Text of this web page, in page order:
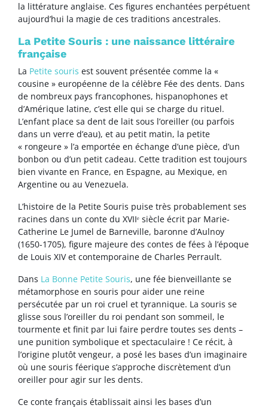
la littérature anglaise. Ces figures enchantées perpétuent
aujourd’hui la magie de ces traditions ancestrales.
La Petite Souris : une naissance littéraire
française
La Petite souris est souvent présentée comme la «
cousine » européenne de la célèbre Fée des dents. Dans
de nombreux pays francophones, hispanophones et
d’Amérique latine, c’est elle qui se charge du rituel.
L’enfant place sa dent de lait sous l’oreiller (ou parfois
dans un verre d’eau), et au petit matin, la petite
« rongeure » l’a emportée en échange d’une pièce, d’un
bonbon ou d’un petit cadeau. Cette tradition est toujours
bien vivante en France, en Espagne, au Mexique, en
Argentine ou au Venezuela.
L’histoire de la Petite Souris puise très probablement ses
racines dans un conte du XVIIᵉ siècle écrit par Marie-
Catherine Le Jumel de Barneville, baronne d’Aulnoy
(1650-1705), figure majeure des contes de fées à l’époque
de Louis XIV et contemporaine de Charles Perrault.
Dans La Bonne Petite Souris, une fée bienveillante se
métamorphose en souris pour aider une reine
persécutée par un roi cruel et tyrannique. La souris se
glisse sous l’oreiller du roi pendant son sommeil, le
tourmente et finit par lui faire perdre toutes ses dents –
une punition symbolique et spectaculaire ! Ce récit, à
l’origine plutôt vengeur, a posé les bases d’un imaginaire
où une souris féerique s’approche discrètement d’un
oreiller pour agir sur les dents.
Ce conte français établissait ainsi les bases d’un